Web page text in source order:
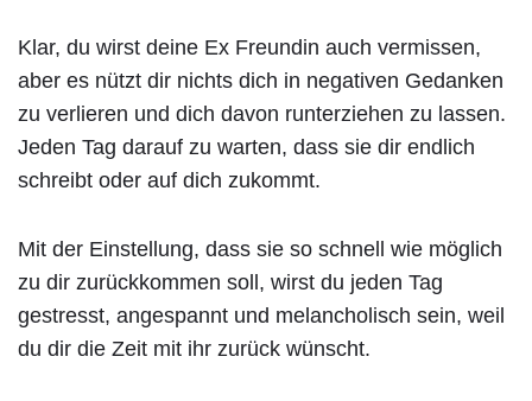
Klar, du wirst deine Ex Freundin auch vermissen,
aber es nützt dir nichts dich in negativen Gedanken
zu verlieren und dich davon runterziehen zu lassen.
Jeden Tag darauf zu warten, dass sie dir endlich
schreibt oder auf dich zukommt.
Mit der Einstellung, dass sie so schnell wie möglich
zu dir zurückkommen soll, wirst du jeden Tag
gestresst, angespannt und melancholisch sein, weil
du dir die Zeit mit ihr zurück wünscht.